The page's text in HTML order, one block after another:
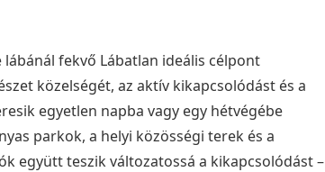
lábánál fekvő Lábatlan ideális célpont
közelségét, az aktív kikapcsolódást és a
egyetlen napba vagy egy hétvégébe
parkok, a helyi közösségi terek és a
együtt teszik változatossá a kikapcsolódást –